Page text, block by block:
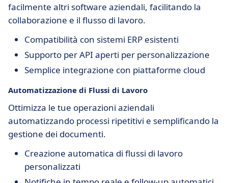
facilmente altri software aziendali, facilitando la
collaborazione e il flusso di lavoro.
Compatibilità con sistemi ERP esistenti
Supporto per API aperti per personalizzazione
Semplice integrazione con piattaforme cloud
Automatizzazione di Flussi di Lavoro
Ottimizza le tue operazioni aziendali
automatizzando processi ripetitivi e semplificando la
gestione dei documenti.
Creazione automatica di flussi di lavoro
personalizzati